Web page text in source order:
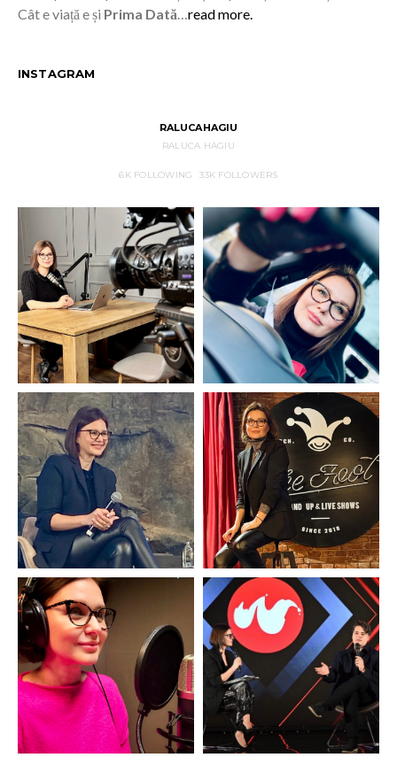
Cât e viață e și Prima Dată read more.
INSTAGRAM
RALUCAHAGIU
RALUCA HAGIU
6KFOLLOWING 33K FOLLOWERS